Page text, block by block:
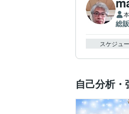
総
スケジュ
自己分析